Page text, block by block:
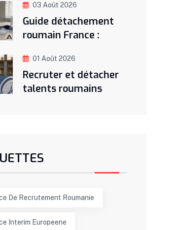
03 Août 2026
Guide détachement
roumain France :
01 Août 2026
Recruter et détacher
talents roumains
De Recrutement Roumanie
Interim Europeene